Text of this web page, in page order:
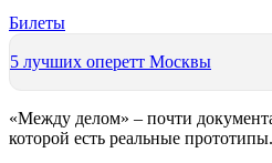
Билеты
5 лучших оперетт Москвы
«Между делом» – почти
которой есть реальные прототипы.